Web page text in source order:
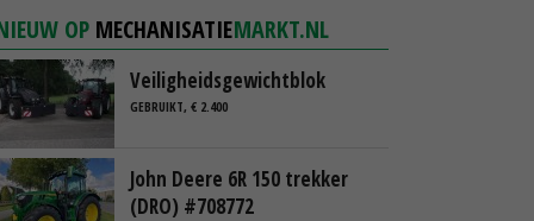
OP MECHANISATIEMARKT.NL
Veiligheidsgewichtblok
GEBRUIKT, € 2.400
John Deere 6R 150 trekker
(DRO) #708772